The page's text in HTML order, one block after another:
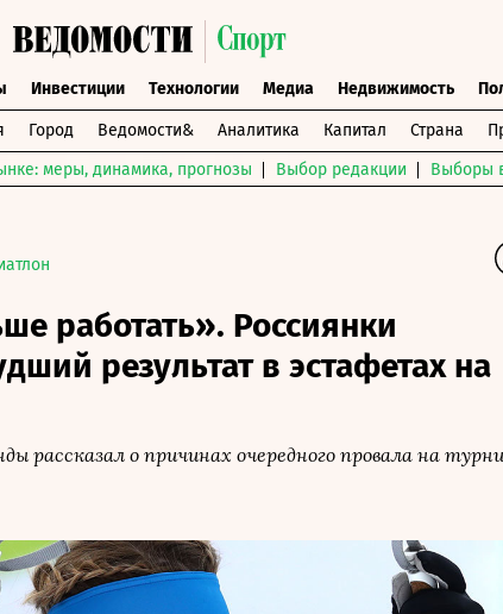
Инвестиции Технологии Медиа Недвижимость
Город Ведомости& Аналитика Капитал Страна
меры, динамика, прогнозы Выбор редакции Выборы
работать». Россиянки
результат в эстафетах на
рассказал о причинах очередного провала на